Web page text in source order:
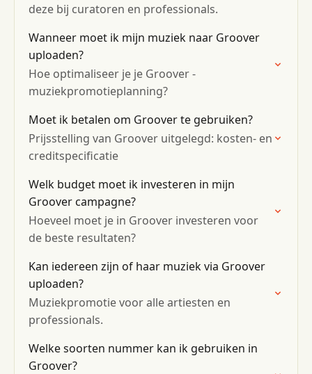
deze bij curatoren en professionals.
Wanneer moet ik mijn muziek naar Groover
uploaden?
Hoe optimaliseer je je Groover -
muziekpromotieplanning?
Moet ik betalen om Groover te gebruiken?
Prijsstelling van Groover uitgelegd: kosten- en
creditspecificatie
Welk budget moet ik investeren in mijn
Groover campagne?
Hoeveel moet je in Groover investeren voor
de beste resultaten?
Kan iedereen zijn of haar muziek via Groover
uploaden?
Muziekpromotie voor alle artiesten en
professionals.
Welke soorten nummer kan ik gebruiken in
Groover?